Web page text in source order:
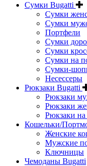
Сумки Bugatti
Сумки
Сумки
Портфели
Сумки
Сумки
Сумки на
Сумки-
Несессеры
Рюкзаки Bugatti
Рюкзаки
Рюкзаки
Рюкзаки
Кошельки/
Женские
Мужские
Ключницы
Чемоданы Bugatti